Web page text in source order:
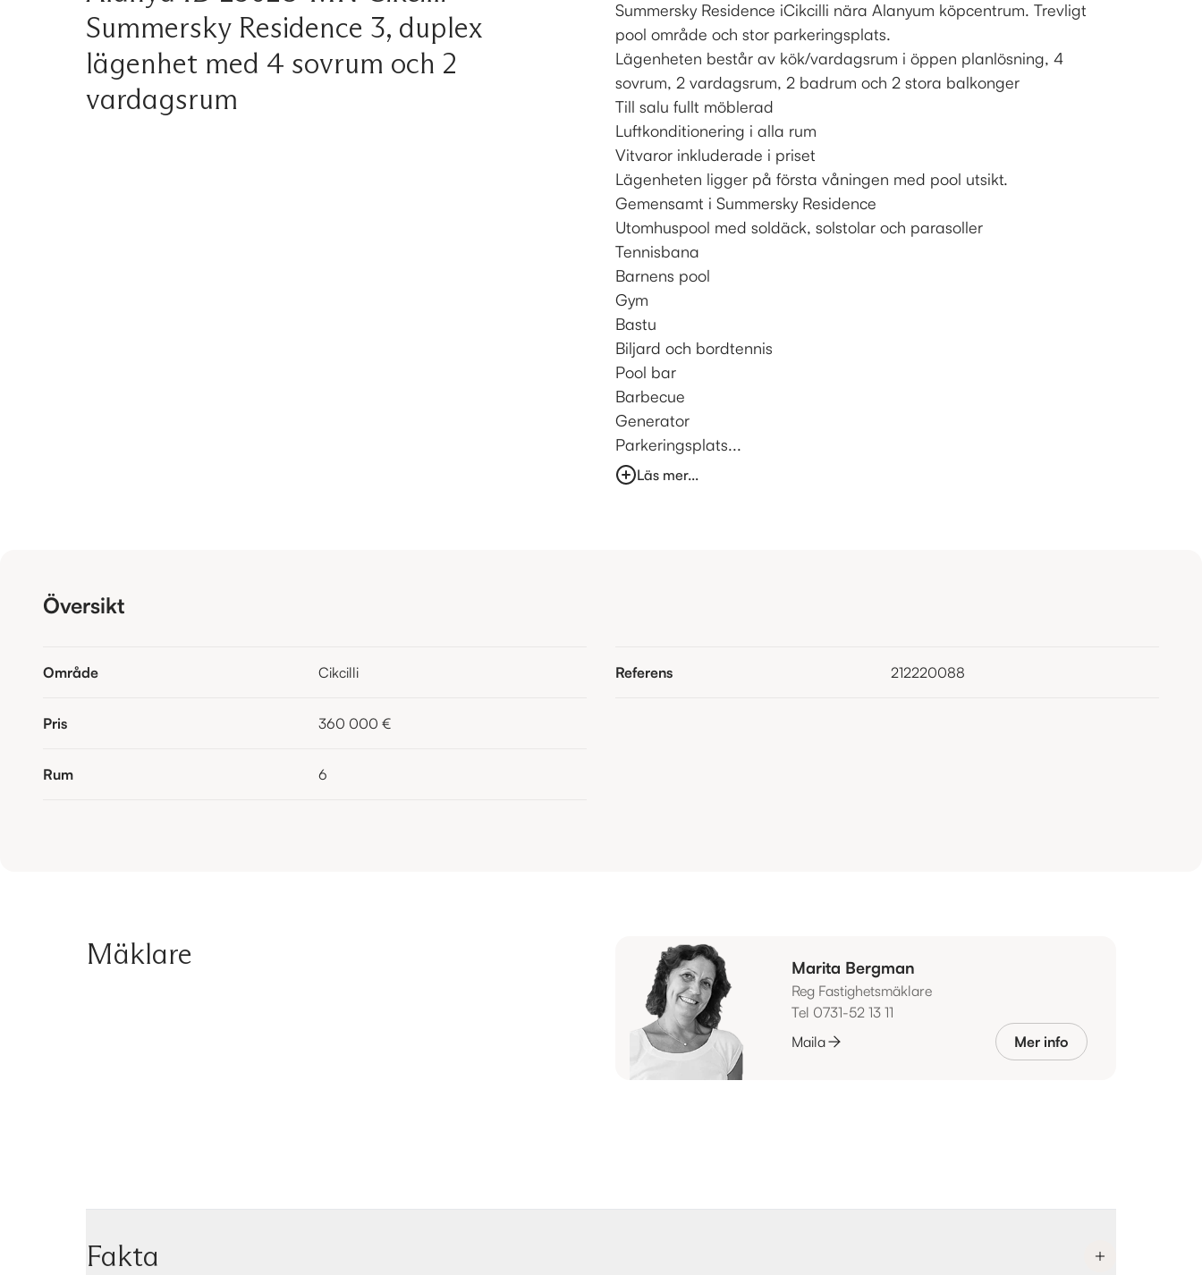
Summersky Residence 3, duplex
lägenhet med 4 sovrum och 2
vardagsrum
Summersky Residence iCikcilli nära Alanyum köpcentrum. Trevligt
pool område och stor parkeringsplats.
Lägenheten består av kök/vardagsrum i öppen planlösning, 4
sovrum, 2 vardagsrum, 2 badrum och 2 stora balkonger
Till salu fullt möblerad
Luftkonditionering i alla rum
Vitvaror inkluderade i priset
Lägenheten ligger på första våningen med pool utsikt.
Gemensamt i Summersky Residence
Utomhuspool med soldäck, solstolar och parasoller
Tennisbana
Barnens pool
Gym
Bastu
Biljard och bordtennis
Pool bar
Barbecue
Generator
Parkeringsplats...
Läs mer...
Översikt
Område Cikcilli
Pris 360 000 €
Rum 6
Referens 212220088
Mäklare Marita Bergman
Reg Fastighetsmäklare
Tel 0731-52 13 11
Maila
Mer info
Fakta